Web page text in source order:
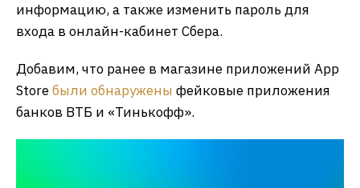
информацию, а также изменить пароль для
входа в онлайн-кабинет Сбера.
Добавим, что ранее в магазине приложений App
Storeбыли обнаружены фейковые приложения
банков ВТБ и «Тинькофф».